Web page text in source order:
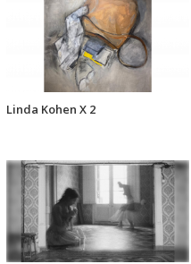
Linda Kohen X 2